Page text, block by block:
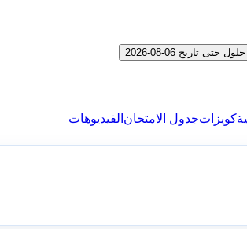
06-08-2026
كويزاتجدول الامتحان الفيديوهات